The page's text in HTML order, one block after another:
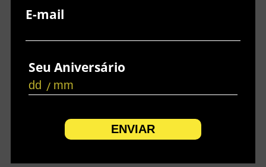
E-mail
Seu Aniversário
/
129,90 R$129,90